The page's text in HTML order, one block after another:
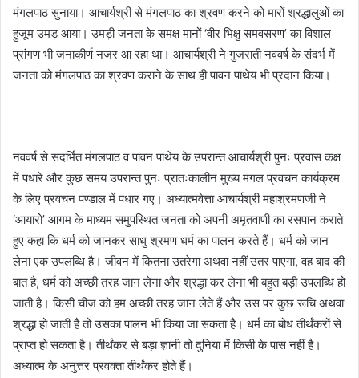
मंगलपाठ सुनाया। आचार्यश्री से मंगलपाठ का श्रवण करने को मारों श्रद्धालुओं का
हुजूम उमड़ आया। उमड़ी जनता के समक्ष मानों ‘वीर भिक्षु समवसरण’ का विशाल
प्रांगण भी जनाकीर्ण नजर आ रहा था। आचार्यश्री ने गुजराती नववर्ष के संदर्भ में
जनता को मंगलपाठ का श्रवण कराने के साथ ही पावन पाथेय भी प्रदान किया।
नववर्ष से संदर्भित मंगलपाठ व पावन पाथेय के उपरान्त आचार्यश्री पुनः प्रवास कक्ष
में पधारे और कुछ समय उपरान्त पुनः प्रातःकालीन मुख्य मंगल प्रवचन कार्यक्रम
के लिए प्रवचन पण्डाल में पधार गए। अध्यात्मवेत्ता आचार्यश्री महाश्रमणजी ने
‘आयारो’ आगम के माध्यम समुपस्थित जनता को अपनी अमृतवाणी का रसपान कराते
हुए कहा कि धर्म को जानकर साधु श्रमण धर्म का पालन करते हैं। धर्म को जान
लेना एक उपलब्धि है। जीवन में कितना उतरेगा अथवा नहीं उतर पाएगा, वह बाद की
बात है, धर्म को अच्छी तरह जान लेना और श्रद्धा कर लेना भी बहुत बड़ी उपलब्धि हो
जाती है। किसी चीज को हम अच्छी तरह जान लेते हैं और उस पर कुछ रूचि अथवा
श्रद्धा हो जाती है तो उसका पालन भी किया जा सकता है। धर्म का बोध तीर्थंकरों से
प्राप्त हो सकता है। तीर्थंकर से बड़ा ज्ञानी तो दुनिया में किसी के पास नहीं है।
अध्यात्म के अनुत्तर प्रवक्ता तीर्थंकर होते हैं।